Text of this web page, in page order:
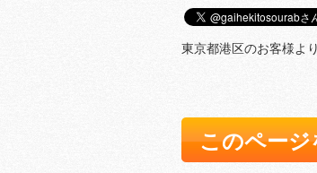
東京都港区のお客様よ
このページ